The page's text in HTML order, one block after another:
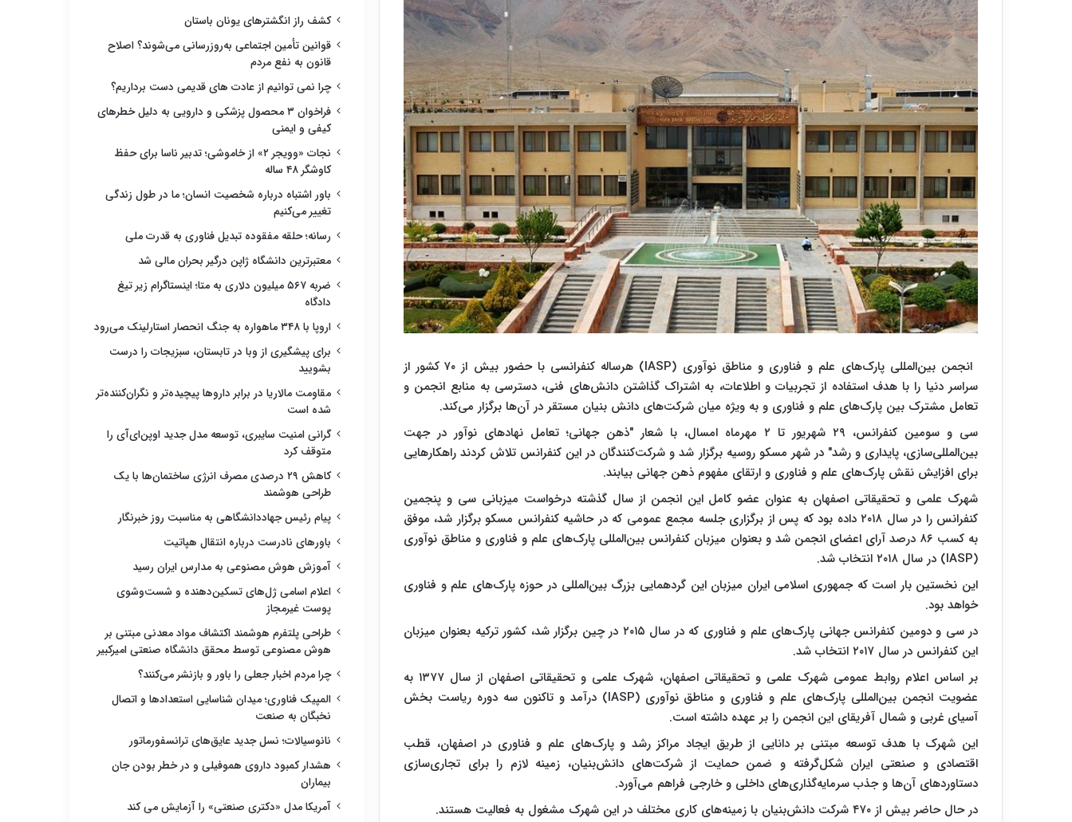
انجمن بین‌المللی پارک‌های علم و فناوری و مناطق نوآوری (IASP) هرساله کنفرانسی با حضور بیش از ۷۰ کشور از
سراسر دنیا را با هدف استفاده از تجربیات و اطلاعات، به اشتراک گذاشتن دانش‌های فنی، دسترسی به منابع انجمن و
تعامل مشترک بین پارک‌های علم و فناوری و به ویژه میان شرکت‌های دانش بنیان مستقر در آن‌ها برگزار می‌کند.
سی و سومین کنفرانس، ۲۹ شهریور تا ۲ مهرماه امسال، با شعار "ذهن جهانی؛ تعامل نهادهای نوآور در جهت
بین‌المللی‌سازی، پایداری و رشد" در شهر مسکو روسیه برگزار شد و شرکت‌کنندگان در این کنفرانس تلاش کردند راهکارهایی
برای افزایش نقش پارک‌های علم و فناوری و ارتقای مفهوم ذهن جهانی بیابند.
شهرک علمی و تحقیقاتی اصفهان به عنوان عضو کامل این انجمن از سال گذشته درخواست میزبانی سی و پنجمین
کنفرانس را در سال ۲۰۱۸ داده بود که پس از برگزاری جلسه مجمع عمومی که در حاشیه کنفرانس مسکو برگزار شد، موفق
به کسب ۸۶ درصد آرای اعضای انجمن شد و بعنوان میزبان کنفرانس بین‌المللی پارک‌های علم و فناوری و مناطق نوآوری
(IASP) در سال ۲۰۱۸ انتخاب شد.
این نخستین بار است که جمهوری اسلامی ایران میزبان این گردهمایی بزرگ بین‌المللی در حوزه پارک‌های علم و فناوری
خواهد بود.
در سی و دومین کنفرانس جهانی پارک‌های علم و فناوری که در سال ۲۰۱۵ در چین برگزار شد، کشور ترکیه بعنوان میزبان
این کنفرانس در سال ۲۰۱۷ انتخاب شد.
بر اساس اعلام روابط عمومی شهرک علمی و تحقیقاتی اصفهان، شهرک علمی و تحقیقاتی اصفهان از سال ۱۳۷۷ به
عضویت انجمن بین‌المللی پارک‌های علم و فناوری و مناطق نوآوری (IASP) درآمد و تاکنون سه دوره ریاست بخش
آسیای غربی و شمال آفریقای این انجمن را بر عهده داشته است.
این شهرک با هدف توسعه مبتنی بر دانایی از طریق ایجاد مراکز رشد و پارک‌های علم و فناوری در اصفهان، قطب
اقتصادی و صنعتی ایران شکل‌گرفته و ضمن حمایت از شرکت‌های دانش‌بنیان، زمینه لازم را برای تجاری‌سازی
دستاوردهای آن‌ها و جذب سرمایه‌گذاری‌های داخلی و خارجی فراهم می‌آورد.
در حال حاضر بیش از ۴۷۰ شرکت دانش‌بنیان با زمینه‌های کاری مختلف در این شهرک مشغول به فعالیت هستند.
کشف راز انگشترهای یونان باستان
قوانین تأمین اجتماعی به‌روزرسانی می‌شوند؟ اصلاح
قانون به نفع مردم
چرا نمی توانیم از عادت های قدیمی دست برداریم؟
فراخوان ۳ محصول پزشکی و دارویی به دلیل خطرهای
کیفی و ایمنی
نجات «وویجر ۲» از خاموشی؛ تدبیر ناسا برای حفظ
کاوشگر ۴۸ ساله
باور اشتباه درباره شخصیت انسان؛ ما در طول زندگی
تغییر می‌کنیم
رسانه؛ حلقه مفقوده تبدیل فناوری به قدرت ملی
معتبرترین دانشگاه ژاپن درگیر بحران مالی شد
ضربه ۵۶۷ میلیون دلاری به متا؛ اینستاگرام زیر تیغ
دادگاه
اروپا با ۳۴۸ ماهواره به جنگ انحصار استارلینک می‌رود
برای پیشگیری از وبا در تابستان، سبزیجات را درست
بشویید
مقاومت مالاریا در برابر داروها پیچیده‌تر و نگران‌کننده‌تر
شده است
گرانی امنیت سایبری، توسعه مدل جدید اوپن‌ای‌آی را
متوقف کرد
کاهش ۲۹ درصدی مصرف انرژی ساختمان‌ها با یک
طراحی هوشمند
پیام رئیس جهاددانشگاهی به مناسبت روز خبرنگار
باورهای نادرست درباره انتقال هپاتیت
آموزش هوش مصنوعی به مدارس ایران رسید
اعلام اسامی ژل‌های تسکین‌دهنده و شست‌وشوی
پوست غیرمجاز
طراحی پلتفرم هوشمند اکتشاف مواد معدنی مبتنی بر
هوش مصنوعی توسط محقق دانشگاه صنعتی امیرکبیر
چرا مردم اخبار جعلی را باور و بازنشر می‌کنند؟
المپیک فناوری؛ میدان شناسایی استعدادها و اتصال
نخبگان به صنعت
نانوسیالات؛ نسل جدید عایق‌های ترانسفورماتور
هشدار کمبود داروی هموفیلی و در خطر بودن جان
بیماران
آمریکا مدل «دکتری صنعتی» را آزمایش می کند